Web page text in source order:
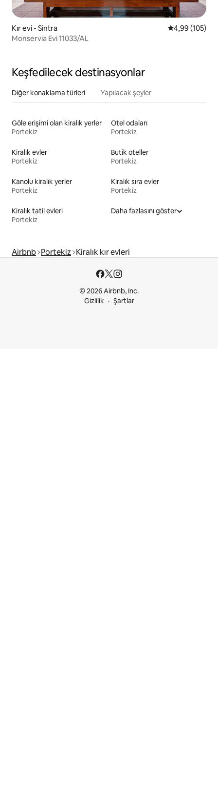
Kır evi - Sintra 5 üzerinden
4,99 (105)
Monservia Evi 11033/AL
Keşfedilecek destinasyonlar
Diğer konaklama türleri Yapılacak şeyler
Göle erişimi olan kiralık yerler
Portekiz
Otel odaları
Portekiz
Kiralık evler
Portekiz
Butik oteller
Portekiz
Kanolu kiralık yerler
Portekiz
Kiralık sıra evler
Portekiz
Kiralık tatil evleri
Portekiz
Daha fazlasını göster
Airbnb Portekiz Kiralık kır evleri
© 2026 Airbnb, Inc.
Gizlilik
Şartlar